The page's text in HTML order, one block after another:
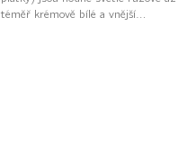
téměř krémově bílé a vnější…